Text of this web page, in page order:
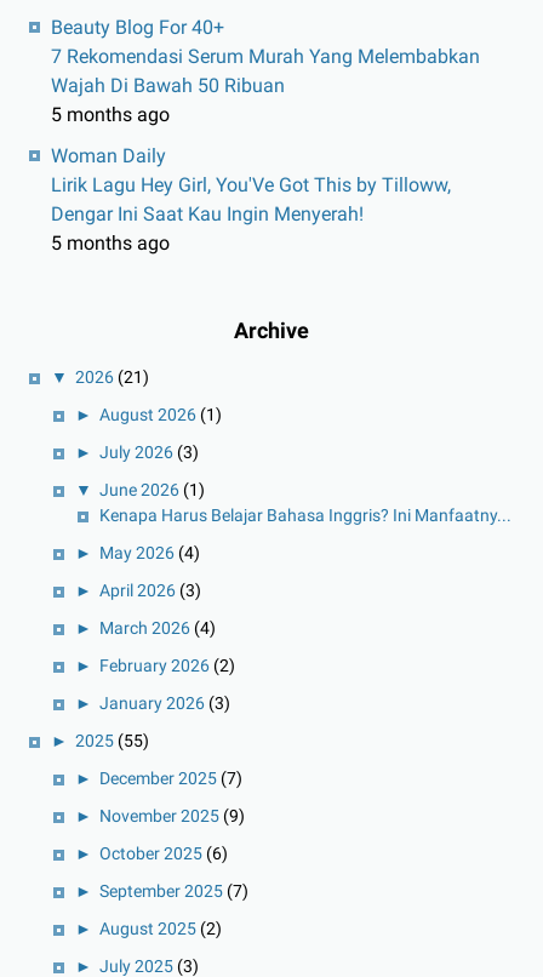
Beauty Blog For 40+
7 Rekomendasi Serum Murah Yang Melembabkan
Wajah Di Bawah 50 Ribuan
5 months ago
Woman Daily
Lirik Lagu Hey Girl, You'Ve Got This by Tilloww,
Dengar Ini Saat Kau Ingin Menyerah!
5 months ago
Archive
▼ 2026 (21)
► August 2026 (1)
► July 2026 (3)
▼ June 2026 (1)
Kenapa Harus Belajar Bahasa Inggris? Ini Manfaatny...
► May 2026 (4)
► April 2026 (3)
► March 2026 (4)
► February 2026 (2)
► January 2026 (3)
► 2025 (55)
► December 2025 (7)
► November 2025 (9)
► October 2025 (6)
► September 2025 (7)
► August 2025 (2)
► July 2025 (3)